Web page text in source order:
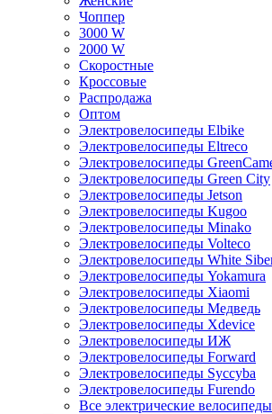
Чоппер
3000 W
2000 W
Скоростные
Кроссовые
Распродажа
Оптом
Электровелосипеды Elbike
Электровелосипеды Eltreco
Электровелосипеды
Электровелосипеды Green City
Электровелосипеды Jetson
Электровелосипеды Kugoo
Электровелосипеды Minako
Электровелосипеды Volteco
Электровелосипеды White
Электровелосипеды Yokamura
Электровелосипеды Xiaomi
Электровелосипеды Медведь
Электровелосипеды Xdevice
Электровелосипеды ИЖ
Электровелосипеды Forward
Электровелосипеды Syccyba
Электровелосипеды Furendo
Все электрические велосипеды